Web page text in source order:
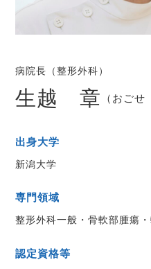
病院長（整形外科）
生越 章 （おご
出身大学
新潟大学
専門領域
整形外科一般・骨軟部腫瘍
認定資格等